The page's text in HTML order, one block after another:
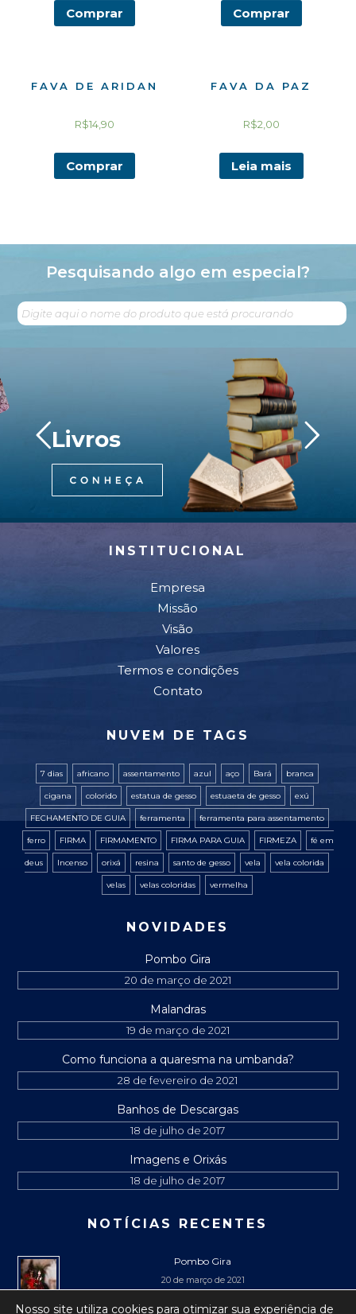
Comprar Comprar
FAVA DE ARIDAN
R$14,90
Comprar
FAVA DA PAZ
R$2,00
Leia mais
Pesquisando algo em especial?
Livros
INSTITUCIONAL
Empresa
Missão
Visão
Valores
Termos e condições
Contato
NUVEM DE TAGS
7 dias africano assentamento azul aço Bará branca
cigana colorido estatua de gesso estuaeta de gesso exú
FECHAMENTO DE GUIA ferramenta ferramenta para assentamento
ferro FIRMA FIRMAMENTO FIRMA PARA GUIA FIRMEZA fé em
deus Incenso orixá resina santo de gesso vela vela colorida
velas velas coloridas vermelha
NOVIDADES
Pombo Gira
20 de março de 2021
Malandras
19 de março de 2021
Como funciona a quaresma na umbanda?
28 de fevereiro de 2021
Banhos de Descargas
18 de julho de 2017
Imagens e Orixás
18 de julho de 2017
NOTÍCIAS RECENTES
Pombo Gira
20 de março de 2021
Nosso site utiliza cookies para otimizar sua experiência de